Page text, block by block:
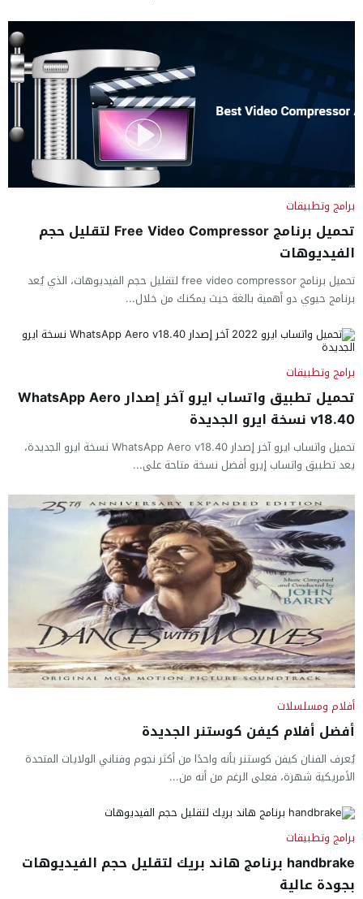
برامج وتطبيقات
تحميل برنامج Free Video Compressor لتقليل حجم
الفيديوهات
تحميل برنامج free video compressor لتقليل حجم الفيديوهات، الذي يُعد
برنامج حيوي دو أهمية بالغة حيث يمكنك من خلال...
برامج وتطبيقات
تحميل تطبيق واتساب ايرو آخر إصدار WhatsApp Aero
v18.40 نسخة ايرو الجديدة
تحميل واتساب ايرو آخر إصدار WhatsApp Aero v18.40 نسخة ايرو الجديدة،
يعد تطبيق واتساب إيرو أفضل نسخة متاحة على...
أفلام ومسلسلات
أفضل أفلام كيفن كوستنر الجديدة
يُعرف الفنان كيفن كوستنر بأنه واحدًا من أكثر نجوم وفناني الولايات المتحدة
الأمريكية شهرة، فعلى الرغم من أنه من...
برامج وتطبيقات
handbrake برنامج هاند بريك لتقليل حجم الفيديوهات
بجودة عالية